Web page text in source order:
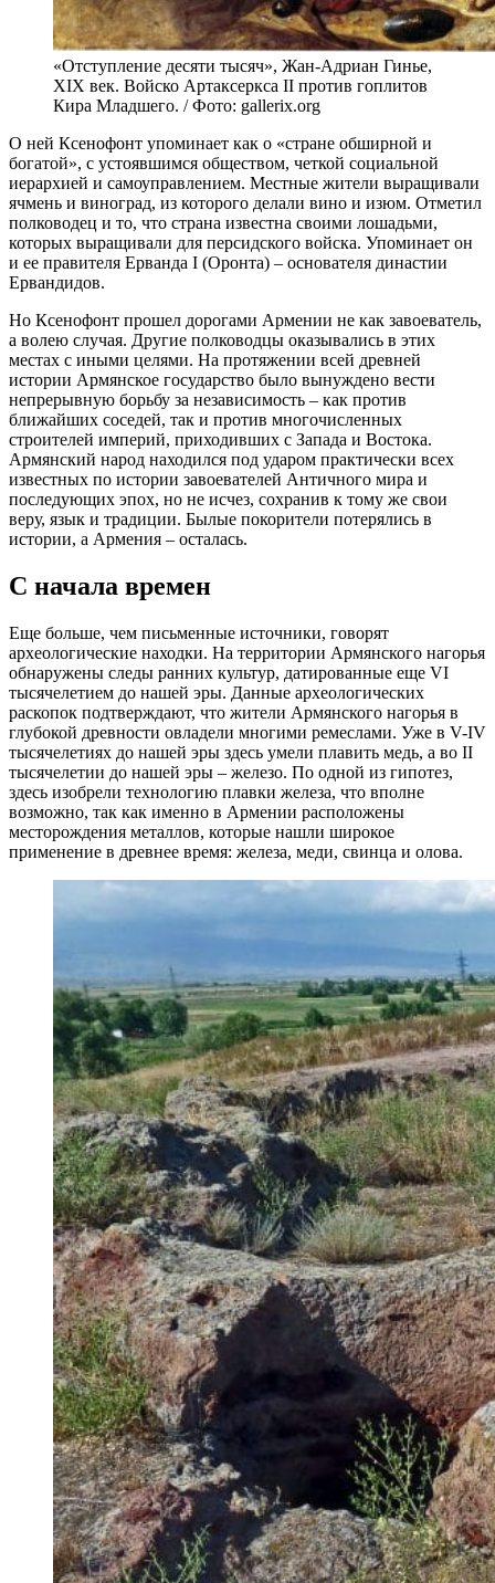
«Отступление десяти тысяч», Жан-Адриан Гинье,
XIX век. Войско Артаксеркса II против гоплитов
Кира Младшего. / Фото: gallerix.org
О ней Ксенофонт упоминает как о «стране обширной и
богатой», с устоявшимся обществом, четкой социальной
иерархией и самоуправлением. Местные жители выращивали
ячмень и виноград, из которого делали вино и изюм. Отметил
полководец и то, что страна известна своими лошадьми,
которых выращивали для персидского войска. Упоминает он
и ее правителя Ерванда I (Оронта) – основателя династии
Ервандидов.
Но Ксенофонт прошел дорогами Армении не как завоеватель,
а волею случая. Другие полководцы оказывались в этих
местах с иными целями. На протяжении всей древней
истории Армянское государство было вынуждено вести
непрерывную борьбу за независимость – как против
ближайших соседей, так и против многочисленных
строителей империй, приходивших с Запада и Востока.
Армянский народ находился под ударом практически всех
известных по истории завоевателей Античного мира и
последующих эпох, но не исчез, сохранив к тому же свои
веру, язык и традиции. Былые покорители потерялись в
истории, а Армения – осталась.
С начала времен
Еще больше, чем письменные источники, говорят
археологические находки. На территории Армянского нагорья
обнаружены следы ранних культур, датированные еще VI
тысячелетием до нашей эры. Данные археологических
раскопок подтверждают, что жители Армянского нагорья в
глубокой древности овладели многими ремеслами. Уже в V-IV
тысячелетиях до нашей эры здесь умели плавить медь, а во II
тысячелетии до нашей эры – железо. По одной из гипотез,
здесь изобрели технологию плавки железа, что вполне
возможно, так как именно в Армении расположены
месторождения металлов, которые нашли широкое
применение в древнее время: железа, меди, свинца и олова.